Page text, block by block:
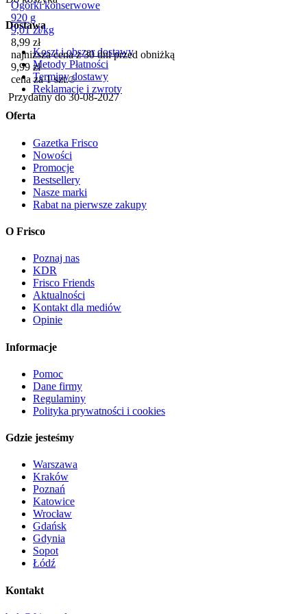
Ogórki konserwowe
920 g
9,01 zł/kg
8,99 zł
najniższa cena z 30 dni przed obniżką
9,99 zł
cena za 1 szt.
Przydatny do30-08-2027
Dostawa
Koszt i obszar dostawy
Metody Płatności
Terminy dostawy
Reklamacje i zwroty
Oferta
Gazetka Frisco
Nowości
Promocje
Bestsellery
Nasze marki
Rabat na pierwsze zakupy
O Frisco
Poznaj nas
KDR
Frisco Friends
Aktualności
Kontakt dla mediów
Opinie
Informacje
Pomoc
Dane firmy
Regulaminy
Polityka prywatności i cookies
Gdzie jesteśmy
Warszawa
Kraków
Poznań
Katowice
Wrocław
Gdańsk
Gdynia
Sopot
Łódź
Kontakt